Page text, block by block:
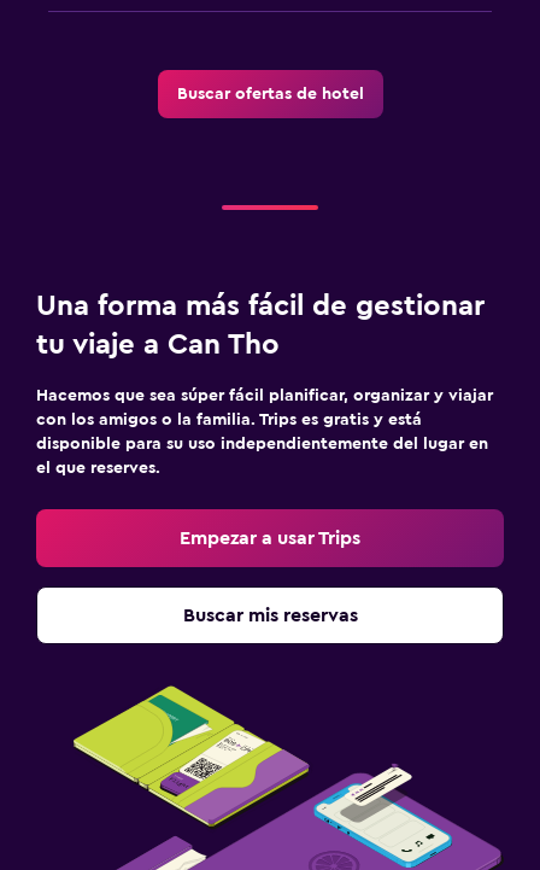
Masajes
Sauna
Estacionamiento y transporte
Traslado al aeropuerto (con cargos)
Estacionamiento gratuito
Carga de vehículos eléctricos
Sistema de entretenimiento
TV de pantalla plana
TV por cable o vía satélite
Buscar ofertas de hotel
Una forma más fácil de gestionar
tu viaje a Can Tho
Hacemos que sea súper fácil planificar, organizar y viajar
con los amigos o la familia. Trips es gratis y está
disponible para su uso independientemente del lugar en
el que reserves.
Empezar a usar Trips
Buscar mis reservas